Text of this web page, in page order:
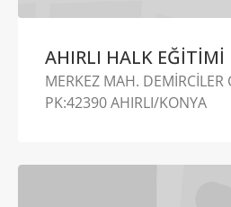
AHIRLI HALK EĞİTİMİ
MERKEZ MAH.
PK:42390 AHIRLI/KONYA